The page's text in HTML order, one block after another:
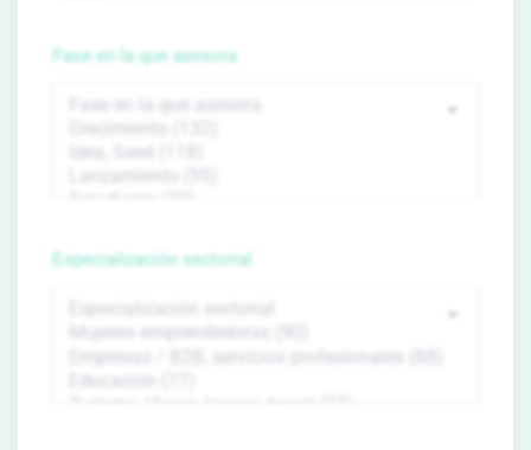
Fase en la que asesora
Especialización sectorial